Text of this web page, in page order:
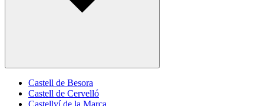
Castell de Besora
Castell de Cervelló
Castellví de la Marca